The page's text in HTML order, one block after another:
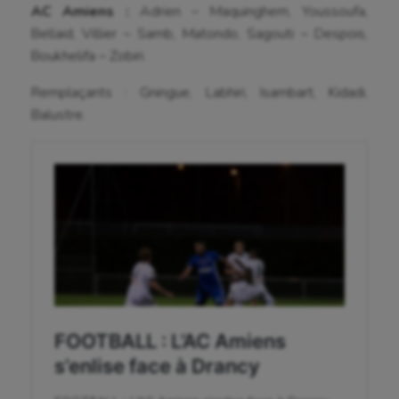
Gymnastique
Gymnastique rythmique
Haltérophilie
Hippisme
Korfbal
Longue paume
Moto
AC Amiens :
Adrien – Maquinghem, Youssoufa,
Bellaid, Villier – Samb, Matondo, Sagouti – Despois,
Boukhelifa – Zobiri.
Remplaçants : Gningue, Labhiri, Isambart, Kidadi,
Balustre.